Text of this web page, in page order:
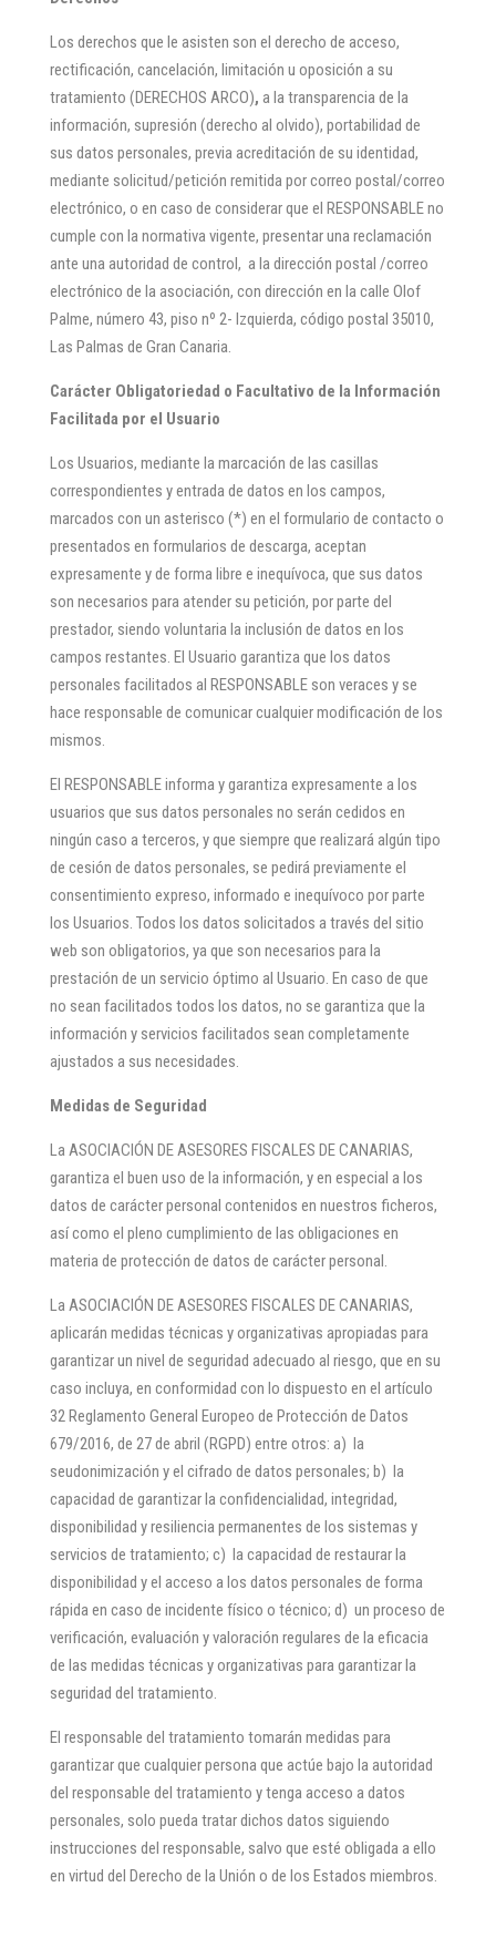
Los derechos que le asisten son el derecho de acceso,
rectificación, cancelación, limitación u oposición a su
tratamiento (DERECHOS ARCO), a la transparencia de la
información, supresión (derecho al olvido), portabilidad de
sus datos personales, previa acreditación de su identidad,
mediante solicitud/petición remitida por correo postal/correo
electrónico, o en caso de considerar que el RESPONSABLE no
cumple con la normativa vigente, presentar una reclamación
ante una autoridad de control, a la dirección postal /correo
electrónico de la asociación, con dirección en la calle Olof
Palme, número 43, piso nº 2- Izquierda, código postal 35010,
Las Palmas de Gran Canaria.
Carácter Obligatoriedad o Facultativo de la Información
Facilitada por el Usuario
Los Usuarios, mediante la marcación de las casillas
correspondientes y entrada de datos en los campos,
marcados con un asterisco (*) en el formulario de contacto o
presentados en formularios de descarga, aceptan
expresamente y de forma libre e inequívoca, que sus datos
son necesarios para atender su petición, por parte del
prestador, siendo voluntaria la inclusión de datos en los
campos restantes. El Usuario garantiza que los datos
personales facilitados al RESPONSABLE son veraces y se
hace responsable de comunicar cualquier modificación de los
mismos.
El RESPONSABLE informa y garantiza expresamente a los
usuarios que sus datos personales no serán cedidos en
ningún caso a terceros, y que siempre que realizará algún tipo
de cesión de datos personales, se pedirá previamente el
consentimiento expreso, informado e inequívoco por parte
los Usuarios. Todos los datos solicitados a través del sitio
web son obligatorios, ya que son necesarios para la
prestación de un servicio óptimo al Usuario. En caso de que
no sean facilitados todos los datos, no se garantiza que la
información y servicios facilitados sean completamente
ajustados a sus necesidades.
Medidas de Seguridad
La ASOCIACIÓN DE ASESORES FISCALES DE CANARIAS,
garantiza el buen uso de la información, y en especial a los
datos de carácter personal contenidos en nuestros ficheros,
así como el pleno cumplimiento de las obligaciones en
materia de protección de datos de carácter personal.
La ASOCIACIÓN DE ASESORES FISCALES DE CANARIAS,
aplicarán medidas técnicas y organizativas apropiadas para
garantizar un nivel de seguridad adecuado al riesgo, que en su
caso incluya, en conformidad con lo dispuesto en el artículo
32 Reglamento General Europeo de Protección de Datos
679/2016, de 27 de abril (RGPD) entre otros: a) la
seudonimización y el cifrado de datos personales; b) la
capacidad de garantizar la confidencialidad, integridad,
disponibilidad y resiliencia permanentes de los sistemas y
servicios de tratamiento; c) la capacidad de restaurar la
disponibilidad y el acceso a los datos personales de forma
rápida en caso de incidente físico o técnico; d) un proceso de
verificación, evaluación y valoración regulares de la eficacia
de las medidas técnicas y organizativas para garantizar la
seguridad del tratamiento.
El responsable del tratamiento tomarán medidas para
garantizar que cualquier persona que actúe bajo la autoridad
del responsable del tratamiento y tenga acceso a datos
personales, solo pueda tratar dichos datos siguiendo
instrucciones del responsable, salvo que esté obligada a ello
en virtud del Derecho de la Unión o de los Estados miembros.